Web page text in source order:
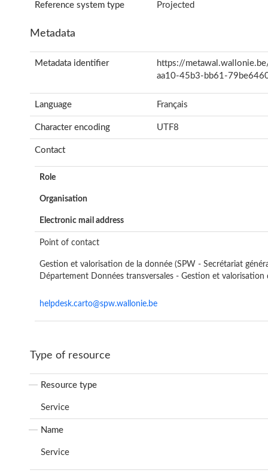
Reference system type Projected
Metadata
Metadata identifier
https://
aa10-45b3-bb61-
Language Français
Character encoding UTF8
Contact
Role
Organisation
Electronic mail address
Point of contact
Gestion et valorisation de la donnée (SPW - Secrétariat
Département Données transversales - Gestion et valorisation
helpdesk.carto@spw.wallonie.be
Type of resource
Resource type
Service
Name
Service